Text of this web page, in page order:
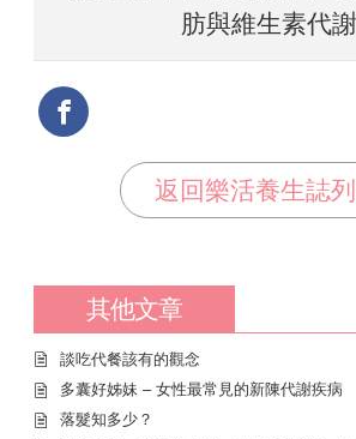
肪與維生素代謝
返回樂活養生誌
其他文章
談吃代餐該有的觀念
多囊好姊妹 – 女性最常見的新陳代謝疾病
落髮知多少？